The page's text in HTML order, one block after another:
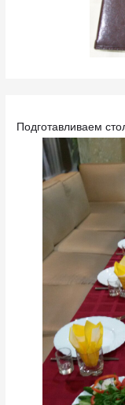
Подготавливаем